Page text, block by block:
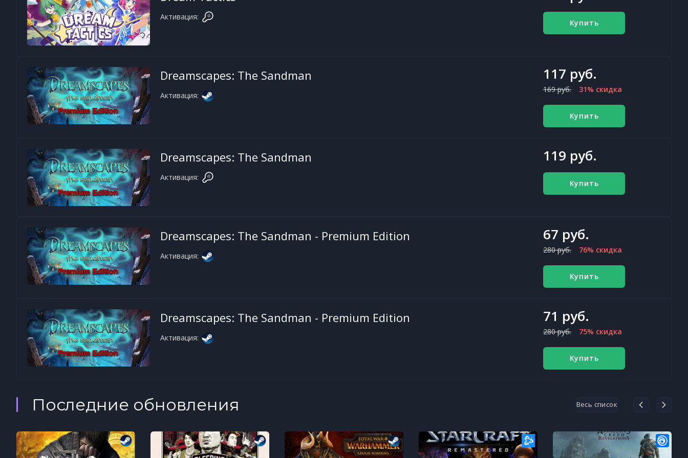
Активация:
Купить
Dreamscapes: The Sandman
Активация:
117 руб.
169 руб. 31% скидка
Купить
Dreamscapes: The Sandman
Активация:
119 руб.
Купить
Dreamscapes: The Sandman - Premium Edition
Активация:
67 руб.
280 руб. 76% скидка
Купить
Dreamscapes: The Sandman - Premium Edition
Активация:
71 руб.
280 руб. 75% скидка
Купить
Последние обновления Весь список